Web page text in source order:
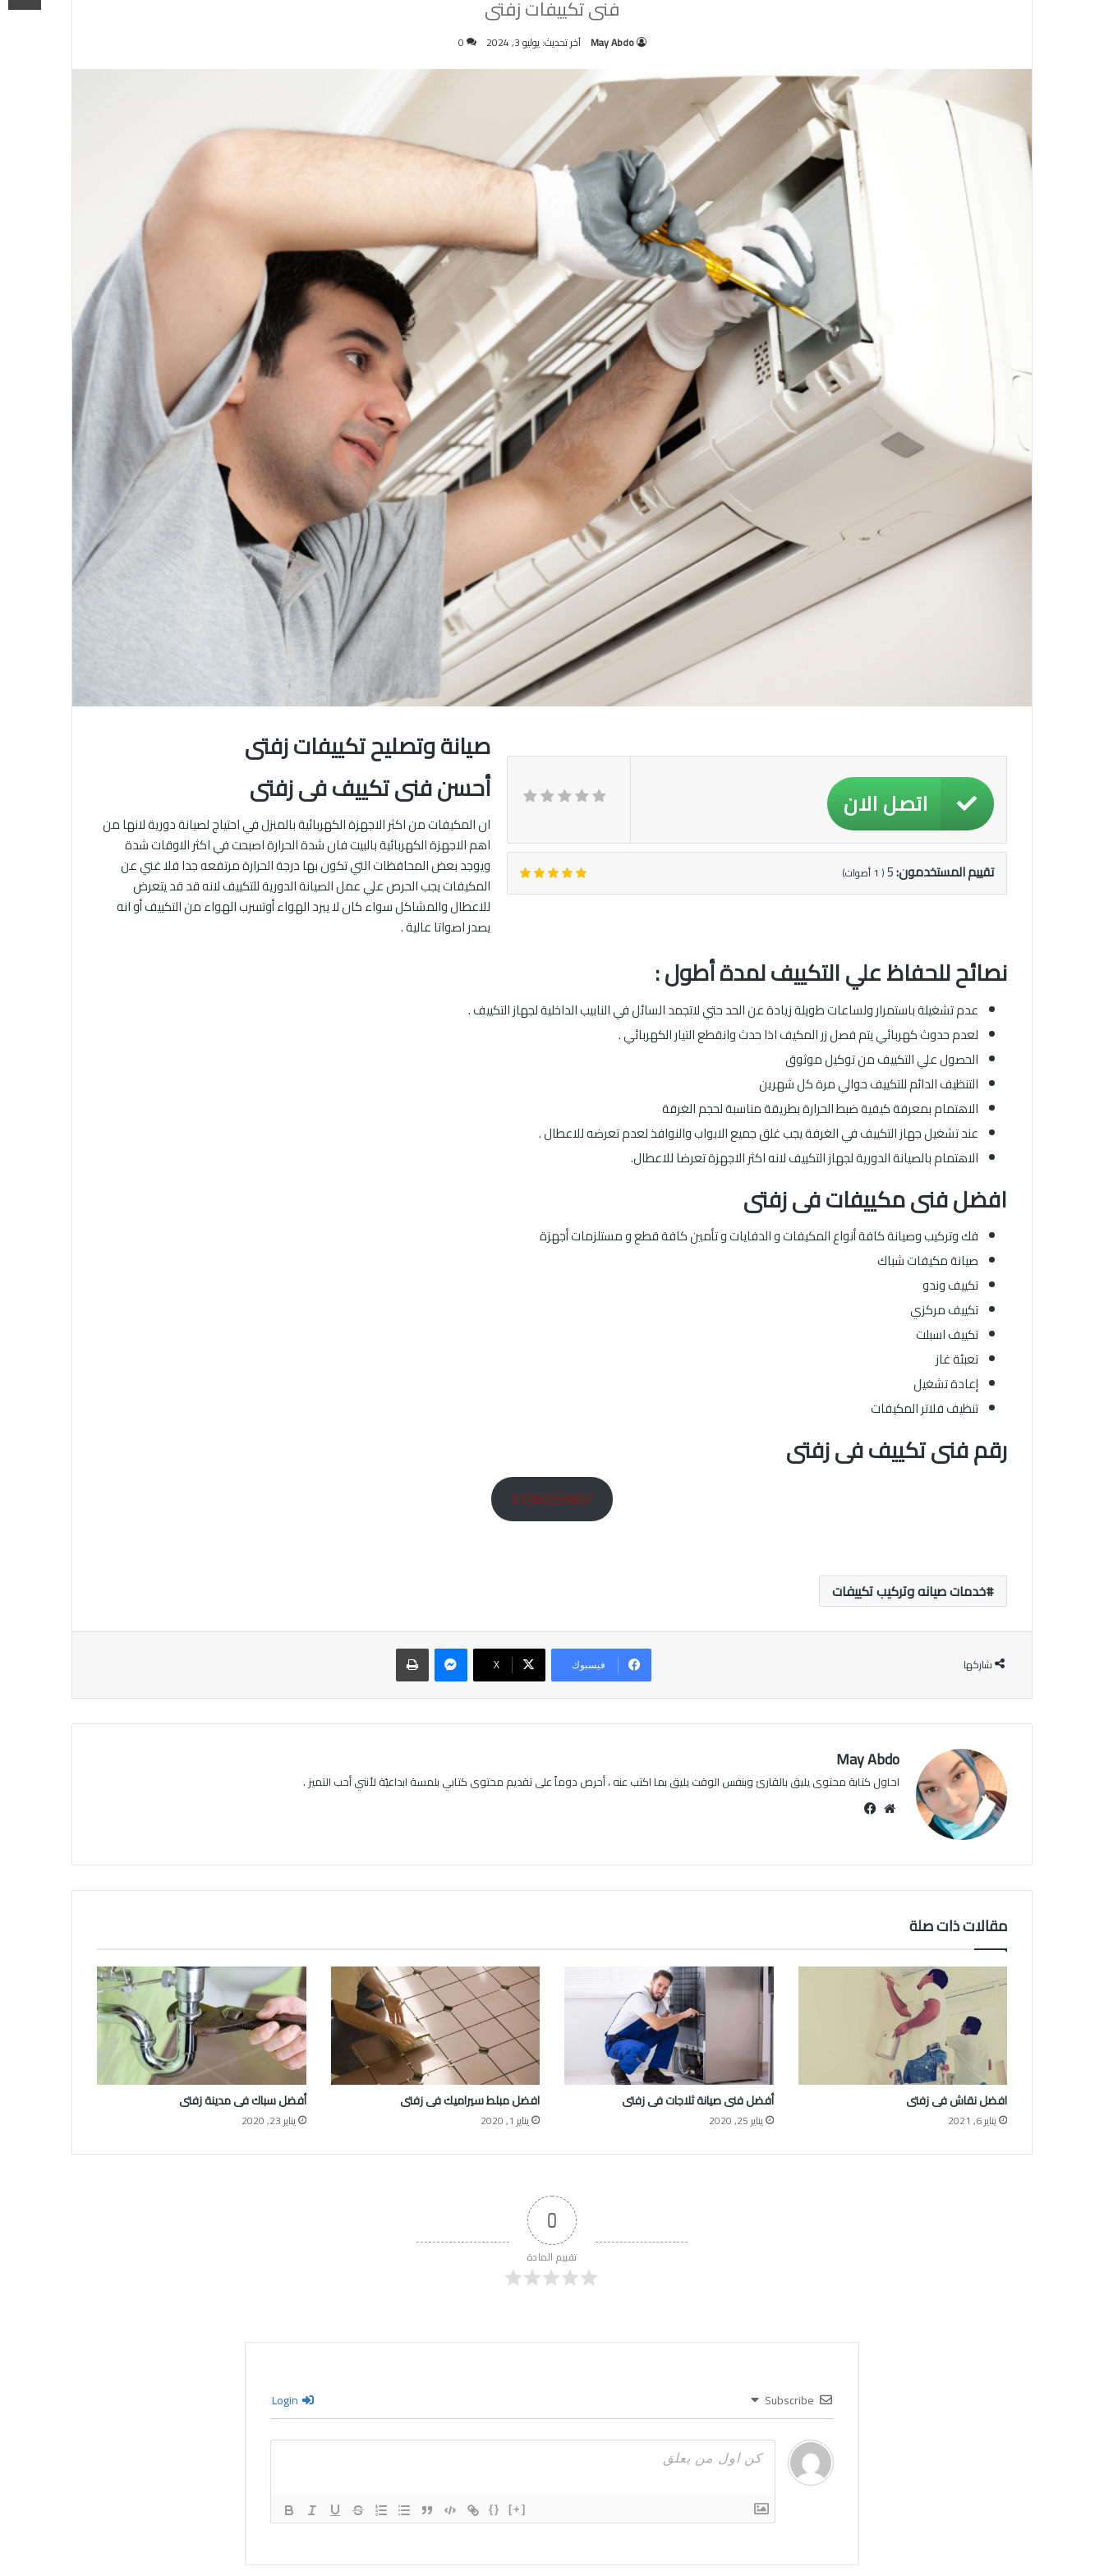
فنى تكييفات زفتى
May Abdo آخر تحديث: يوليو 3, 2024 0
اتصل الان
تقييم المستخدمون:5
(
1أصوات)
صيانة وتصليح تكييفات زفتى
أحسن فنى تكييف فى زفتى
ان المكيفات من اكثر الاجهزة الكهربائية بالمنزل في احتياج لصيانة دورية لانها من
اهم الاجهزة الكهربائية بالبيت فان شدة الحرارة اصبحت في اكثر الاوقات شدة
ويوجد بعض المحافظات التي تكون بها درجة الحرارة مرتفعه جدا فلا غني عن
المكيفات يجب الحرص علي عمل الصيانة الدورية للتكييف لانه قد قد يتعرض
للاعطال والمشاكل سواء كان لا يبرد الهواء أوتسرب الهواء من التكييف أو انه
يصدر اصواتا عالية .
نصائح للحفاظ علي التكييف لمدة أطول :
عدم تشغيلة باستمرار ولساعات طويلة زيادة عن الحد حتي لاتجمد السائل في النابيب الداخلية لجهاز التكييف .
لعدم حدوث كهربائي يتم فصل زر المكيف اذا حدث وانقطع التيار الكهربائي .
الحصول علي التكييف من توكيل موثوق
التنظيف الدائم للتكييف حوالي مرة كل شهرين
الاهتمام بمعرفة كيفية ضبط الحرارة بطريقة مناسبة لحجم الغرفة
عند تشغيل جهاز التكييف في الغرفة يجب غلق جميع الابواب والنوافذ لعدم تعرضه للاعطال .
الاهتمام بالصيانة الدورية لجهاز التكييف لانه اكثر الاجهزة تعرضا للاعطال.
افضل فنى مكييفاتفى زفتى
فك وتركيب وصيانة كافة أنواع المكيفات و الدفايات و تأمين كافة قطع و مستلزمات أجهزة
صيانة مكيفات شباك
تكييف وندو
تكييف مركزي
تكييف اسبلت
تعبئة غاز
إعادة تشغيل
تنظيف فلاتر المكيفات
رقم فنى تكييف فى زفتى
01060256897
خدمات صيانه وتركيب تكييفات
شاركها فيسبوك ‫X
ماسنجر طباعة
May Abdo
احاول كتابة محتوى يليق بالقارئ وبنفس الوقت يليق بما اكتب عنه ، أحرص دوماً على تقديم محتوى كتابي بلمسة ابداعيّة لأنني أحب التميز .
موقع
مقالات ذات صلة
افضل نقاش فى زفتى
يناير 6, 2021
أفضل فنى صيانة ثلاجات فى زفتى
يناير 25, 2020
افضل مبلط سيراميك فى زفتى
يناير 1, 2020
أفضل سباك فى مدينة زفتى
يناير 23, 2020
0
تقييم المادة
Subscribe
{} [+]